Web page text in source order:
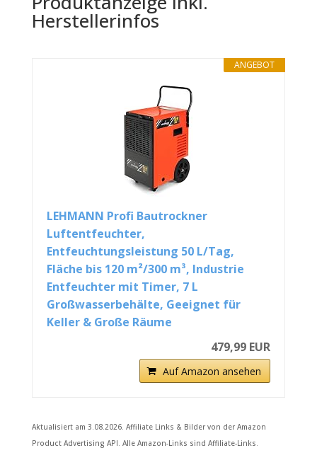
Herstellerinfos
ANGEBOT
LEHMANN Profi Bautrockner
Luftentfeuchter,
Entfeuchtungsleistung 50 L/Tag,
Fläche bis 120 m²/300 m³, Industrie
Entfeuchter mit Timer, 7 L
Großwasserbehälte, Geeignet für
Keller & Große Räume
479,99 EUR
Auf Amazon ansehen
Aktualisiert am 3.08.2026. Affiliate Links & Bilder von der Amazon
Product Advertising API. Alle Amazon-Links sind Affiliate-Links.